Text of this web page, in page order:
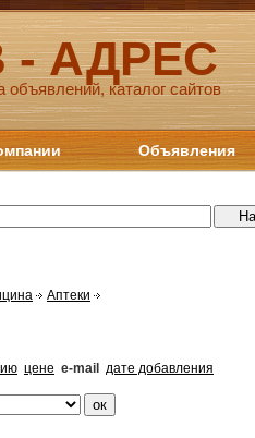
- АДРЕС
каталог сайтов
Объявления
Аптеки
цене e-mail дате добавления